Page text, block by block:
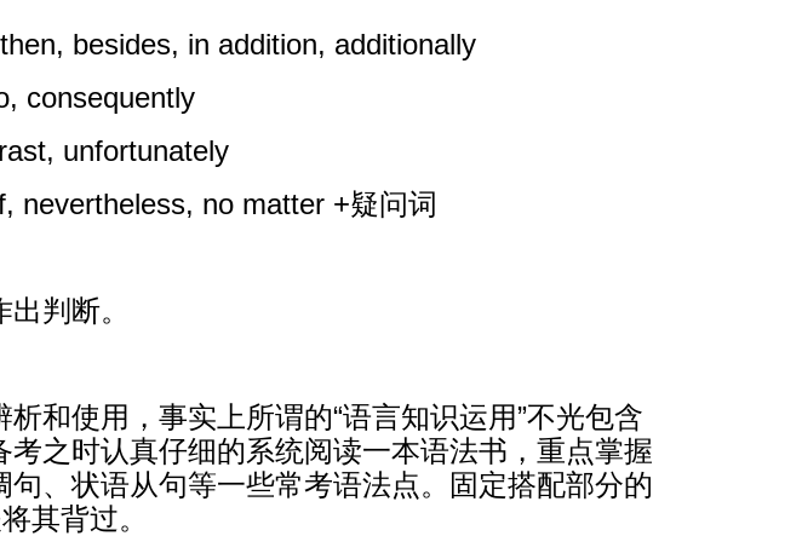
besides, in addition, additionally
consequently
unfortunately
nevertheless, no matter +疑问词
判断。
和使用，事实上所谓的“语言知识运用”不光包含
之时认真仔细的系统阅读一本语法书，重点掌握
、状语从句等一些常考语法点。固定搭配部分的
其背过。